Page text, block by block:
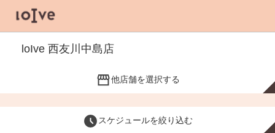
loIve 西友川中島店
他店舗を選択する
スケジュールを絞り込む